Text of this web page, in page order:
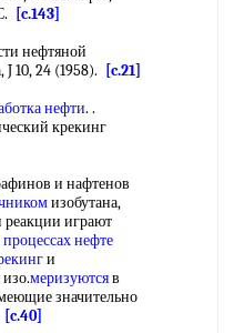
[c.143]
нефтяной
10, 24 (1958).
[c.21]
нефти. .
крекинг
и нафтенов
изобутана,
реакции играют
нефте
и
меризуютсяв
значительно
[c.40]